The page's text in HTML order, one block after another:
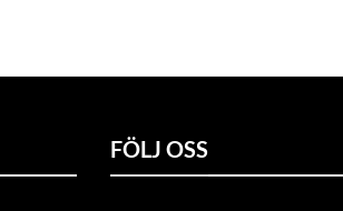
FÖLJ OSS